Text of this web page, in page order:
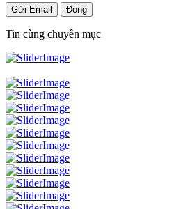
Gửi Email Đóng
Tin cùng chuyên mục